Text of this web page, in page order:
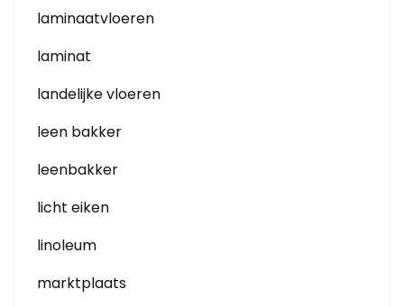
laminaatvloeren
laminat
landelijke vloeren
leen bakker
leenbakker
licht eiken
linoleum
marktplaats